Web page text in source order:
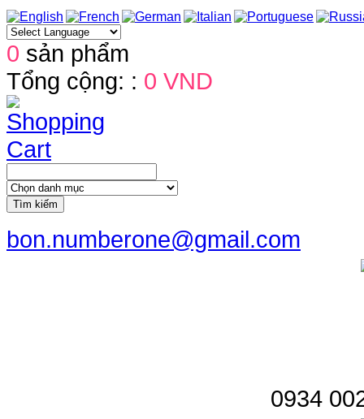
0 sản phẩm
Tổng cộng: : 0 VND
Tìm kiếm
bon.numberone@gmail.com
0934